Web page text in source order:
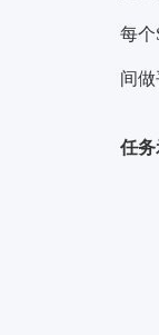
每个
间做
任务